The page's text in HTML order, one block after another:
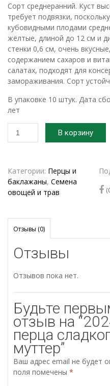
Сорт среднеранний. Куст
требует подвязки,
кубовидными плодами
жёлтые, длиной до 12 см и
стенки 0,6 см, очень
содержанием сахаров и
салатах, подходят для
замораживания. Сорт
В упаковке 10 штук. Дата
лет
Количество
товара
перца
сладкого
Голден
В корзину
Категории: Перцы и
баклажаны, Семена
овощей и трав
Отзывы (0)
Отзывы
Отзывов пока нет.
Будьте
отзыв на
перца
муттер”
Ваш адрес email не будет
поля помечены *